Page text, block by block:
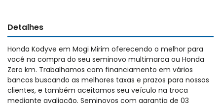
Detalhes
Honda Kodyve em Mogi Mirim oferecendo o melhor para
você na compra do seu seminovo multimarca ou Honda
Zero km. Trabalhamos com financiamento em vários
bancos buscando as melhores taxas e prazos para nossos
clientes, e também aceitamos seu veículo na troca
mediante avaliação. Seminovos com garantia de 03